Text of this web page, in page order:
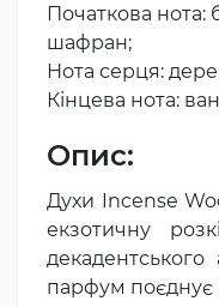
Початкова
шафран;
Нота серця:
Кінцева нота:
Опис:
Духи Incense
екзотичну
парфум поєднує